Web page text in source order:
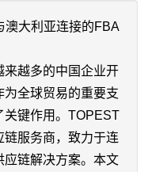
澳大利亚连接的FBA
越多的中国企业开
全球贸易的重要支
关键作用。TOPEST
服务商，致力于连
链解决方案。本文